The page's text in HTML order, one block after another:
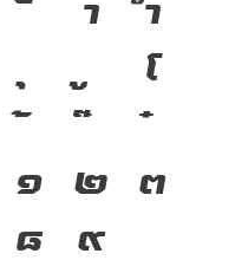
า ำ
โ
๑ ๒ ๓
๘ ๙